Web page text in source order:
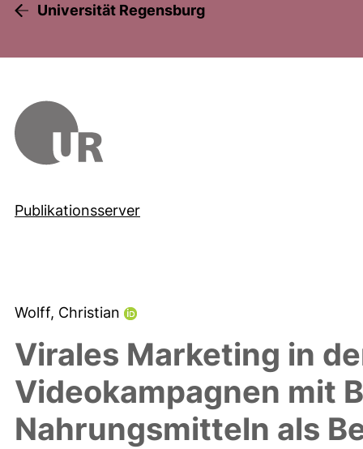
Universität Regensburg
Publikationsserver
Wolff, Christian
Virales Marketing in
Videokampagnen mit
Nahrungsmitteln als